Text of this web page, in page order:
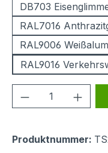
DB703
RAL7016
RAL9006
RAL9016
Produkt
Produktnummer: